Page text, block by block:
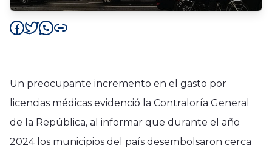
Un preocupante incremento en el gasto por
licencias médicas evidenció la Contraloría General
de la República, al informar que durante el año
2024 los municipios del país desembolsaron cerca